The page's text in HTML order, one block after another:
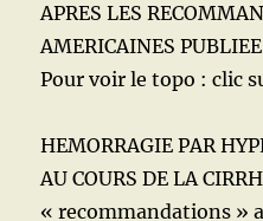
APRES LES
AMERICAINES
Pour voir le topo : clic
HEMORRAGIE PAR
AU COURS DE LA
« recommandations »